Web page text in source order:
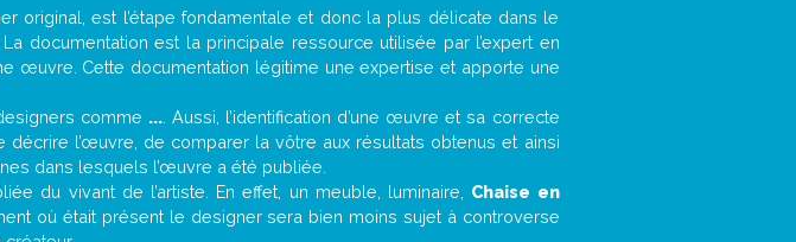
original, est l’étape fondamentale et donc la plus délicate dans le
documentation est la principale ressource utilisée par l’expert en
œuvre. Cette documentation légitime une expertise et apporte une
comme .... Aussi, l’identification d’une œuvre et sa correcte
décrire l’œuvre, de comparer la vôtre aux résultats obtenus et ainsi
dans lesquels l’œuvre a été publiée.
du vivant de l’artiste. En effet, un meuble, luminaire, Chaise en
où était présent le designer sera bien moins sujet à controverse